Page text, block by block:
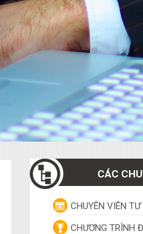
CÁC
CHUYÊN VIÊN
CHƯƠNG TRÌNH